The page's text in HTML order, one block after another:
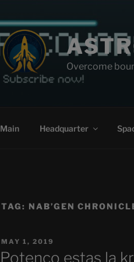
Overcome
Main Headquarter
TAG: NAB’GEN
POSTED
ON
MAY 1, 2019
Potenco estas la